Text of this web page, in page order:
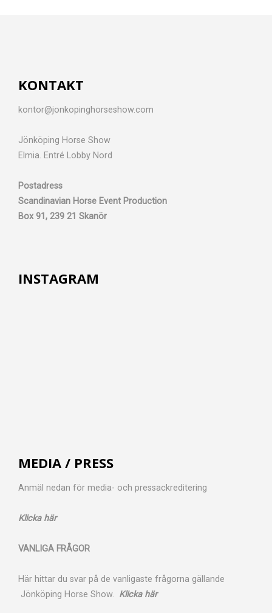
KONTAKT
kontor@jonkopinghorseshow.com
Jönköping Horse Show
Elmia. Entré Lobby Nord
Postadress
Scandinavian Horse Event Production
Box 91, 239 21 Skanör
INSTAGRAM
MEDIA / PRESS
Anmäl nedan för media- och pressackreditering
Klicka här
VANLIGA FRÅGOR
Här hittar du svar på de vanligaste frågorna gällande
Jönköping Horse Show. Klicka här